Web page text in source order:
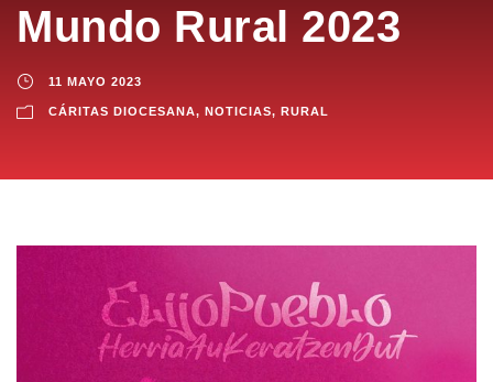
Mundo Rural 2023
11 MAYO 2023
CÁRITAS DIOCESANA, NOTICIAS, RURAL